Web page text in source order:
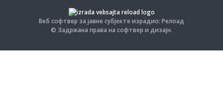
Веб софтвер за јавне субјекте израдио: Релоад
© Задржана права на софтвер и дизајн.